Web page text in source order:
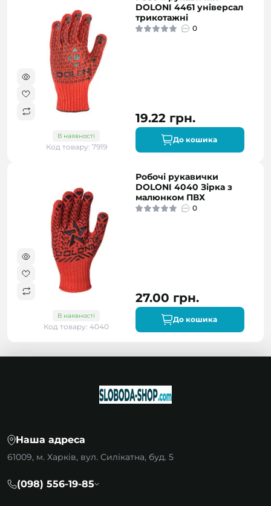
В наявності
Код товару: 7919
DOLONI 4461 універсал
трикотажні
0
19.22 грн.
До кошика
В наявності
Код товару: 4040
Робочі рукавички
DOLONI 4040 Зірка з
малюнком ПВХ
0
27.00 грн.
До кошика
Наша адреса
61009, м. Харків, вул. Силікатна, буд. 5
(098) 556-19-85